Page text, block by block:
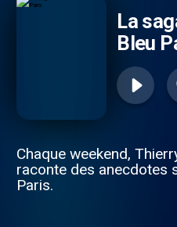
La
Bleu
Chaque weekend,
raconte des anecdotes
Paris.